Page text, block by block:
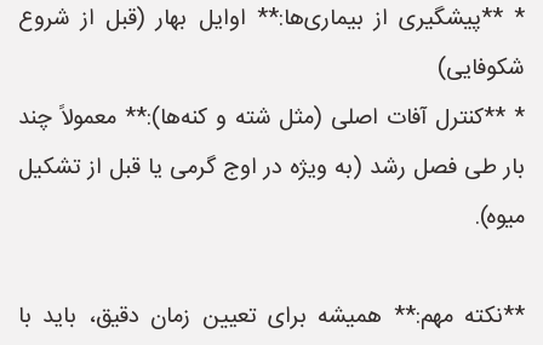
* **پیشگیری از بیماری‌ها:** اوایل بهار (قبل از شروع
شکوفایی)
* **کنترل آفات اصلی (مثل شته و کنه‌ها):** معمولاً چند
بار طی فصل رشد (به ویژه در اوج گرمی یا قبل از تشکیل
میوه).
**نکته مهم:** همیشه برای تعیین زمان دقیق، باید با